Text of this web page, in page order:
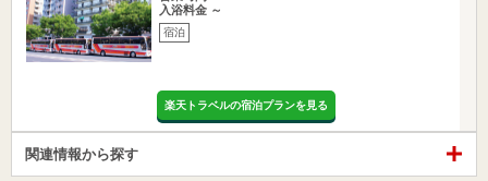
入浴料金 ～
宿泊
楽天トラベルの宿泊プランを見る
関連情報から探す